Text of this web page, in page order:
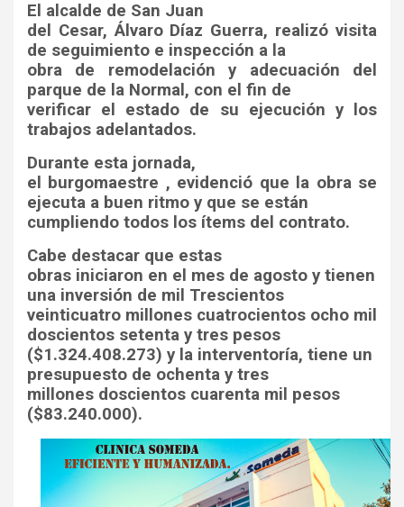
El alcalde de San Juan
del Cesar, Álvaro Díaz Guerra, realizó visita
de seguimiento e inspección a la
obra de remodelación y adecuación del
parque de la Normal, con el fin de
verificar el estado de su ejecución y los
trabajos adelantados.
Durante esta jornada,
el burgomaestre , evidenció que la obra se
ejecuta a buen ritmo y que se están
cumpliendo todos los ítems del contrato.
Cabe destacar que estas
obras iniciaron en el mes de agosto y tienen
una inversión de mil Trescientos
veinticuatro millones cuatrocientos ocho mil
doscientos setenta y tres pesos
($1.324.408.273) y la interventoría, tiene un
presupuesto de ochenta y tres
millones doscientos cuarenta mil pesos
($83.240.000).